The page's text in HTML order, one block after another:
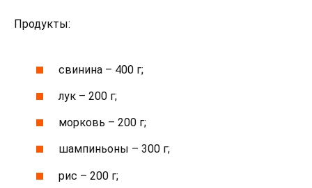
Продукты:
свинина – 400 г;
лук – 200 г;
морковь – 200 г;
шампиньоны – 300 г;
рис – 200 г;